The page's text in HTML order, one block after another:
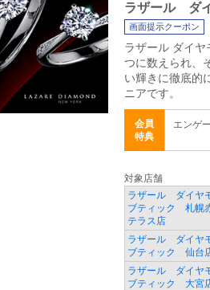
ラザール ダ
画面提示クーポン
ラザール ダイヤ
つに数えられ、
い輝きに徹底的
ニアです。
会員
特典
エンゲ
対象店舗
ラザール ダイヤ
ブティック 札幌
テラス店
ラザール ダイヤ
ブティック 仙台
ラザール ダイヤ
ブティック 大宮